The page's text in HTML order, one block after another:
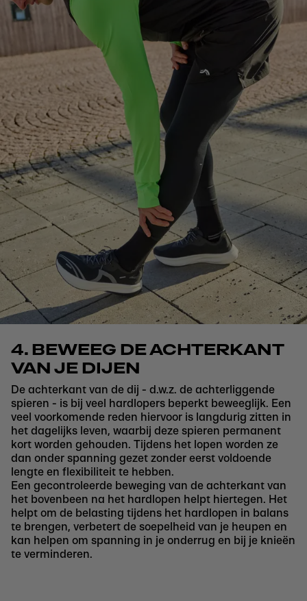
4. BEWEEG DE ACHTERKANT
VAN JE DIJEN
De achterkant van de dij - d.w.z. de achterliggende
spieren - is bij veel hardlopers beperkt beweeglijk. Een
veel voorkomende reden hiervoor is langdurig zitten in
het dagelijks leven, waarbij deze spieren permanent
kort worden gehouden. Tijdens het lopen worden ze
dan onder spanning gezet zonder eerst voldoende
lengte en flexibiliteit te hebben.
Een gecontroleerde beweging van de achterkant van
het bovenbeen na het hardlopen helpt hiertegen. Het
helpt om de belasting tijdens het hardlopen in balans
te brengen, verbetert de soepelheid van je heupen en
kan helpen om spanning in je onderrug en bij je knieën
te verminderen.